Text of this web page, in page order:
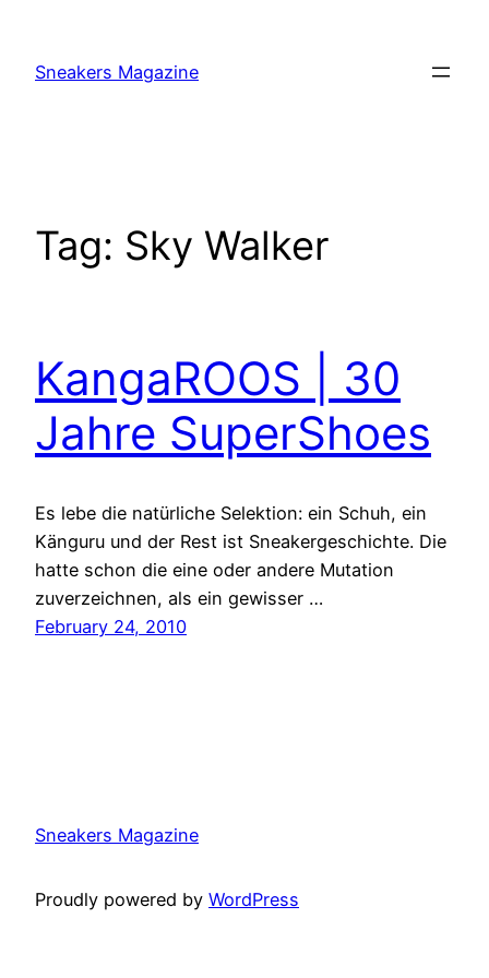
content
Sneakers Magazine
Tag: Sky Walker
KangaROOS | 30
Jahre SuperShoes
Es lebe die natürliche Selektion: ein Schuh, ein
Känguru und der Rest ist Sneakergeschichte. Die
hatte schon die eine oder andere Mutation
zuverzeichnen, als ein gewisser …
February 24, 2010
Sneakers Magazine
Proudly powered by WordPress